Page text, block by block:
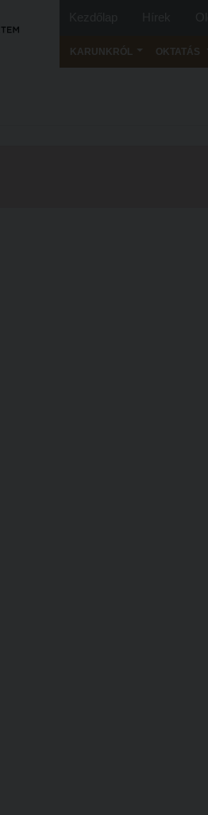
KARUNKRÓL OKTATÁS